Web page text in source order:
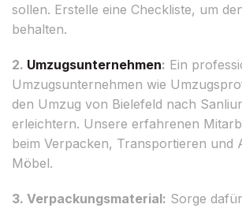
sollen. Erstelle eine Checkliste, um
behalten.
2. Umzugsunternehmen: Ein
Umzugsunternehmen wie
den Umzug von Bielefeld nach
erleichtern. Unsere erfahrenen
beim Verpacken, Transportieren und
Möbel.
3. Verpackungsmaterial: Sorge